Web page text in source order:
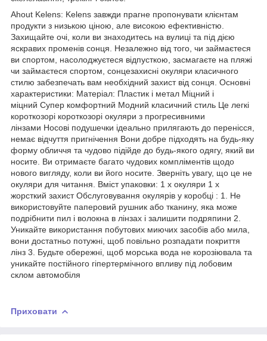
Ahout Kelens: Kelens завжди прагне пропонувати клієнтам
продукти з низькою ціною, але високою ефективністю.
Захищайте очі, коли ви знаходитесь на вулиці та під дією
яскравих променів сонця. Незалежно від того, чи займаєтеся
ви спортом, насолоджуєтеся відпусткою, засмагаєте на пляжі
чи займаєтеся спортом, сонцезахисні окуляри класичного
стилю забезпечать вам необхідний захист від сонця. Основні
характеристики: Матеріал: Пластик і метал Міцний і
міцний Супер комфортний Модний класичний стиль Це легкі
короткозорі короткозорі окуляри з прогресивними
лінзами Носові подушечки ідеально прилягають до перенісся,
немає відчуття пригнічення Вони добре підходять на будь-яку
форму обличчя та чудово підійде до будь-якого одягу, який ви
носите. Ви отримаєте багато чудових компліментів щодо
нового вигляду, коли ви його носите. Зверніть увагу, що це не
окуляри для читання. Вміст упаковки: 1 х окуляри 1 х
жорсткий захист Обслуговування окулярів у коробці : 1. Не
використовуйте паперовий рушник або тканину, яка може
подрібнити пил і волокна в лінзах і залишити подряпини 2.
Уникайте використання побутових миючих засобів або мила,
вони достатньо потужні, щоб повільно розпадати покриття
лінз 3. Будьте обережні, щоб морська вода не корозіювала та
уникайте постійного гіпертермічного впливу під лобовим
склом автомобіля
Приховати